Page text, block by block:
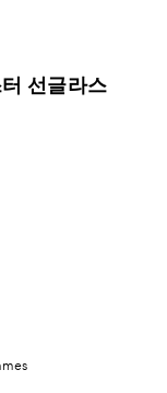
선글라스